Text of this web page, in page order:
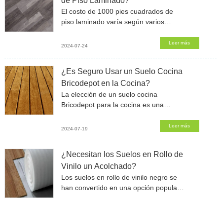
El costo de 1000 pies cuadrados de
piso laminado varía según varios
lugar de compra y el tipo de instalación
2024-07-24
Leer más
¿Es Seguro Usar un Suelo Cocina
Bricodepot en la Cocina?
La elección de un suelo cocina
Bricodepot para la cocina es una
los propietarios. Los Piso de PVC y
2024-07-19
Leer más
¿Necesitan los Suelos en Rollo de
Vinilo un Acolchado?
Los suelos en rollo de vinilo negro se
han convertido en una opción popular